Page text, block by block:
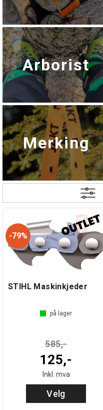
Arborist
Merking
79%
STIHL Maskinkjeder
på lager
585,-
125,-
Inkl. mva
Velg